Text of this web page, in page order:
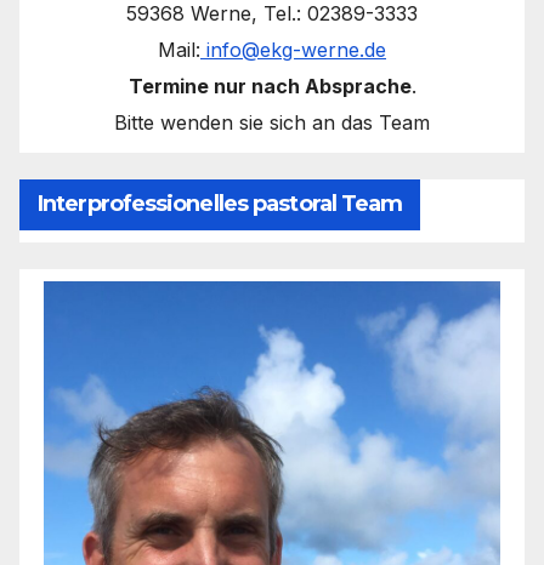
59368 Werne, Tel.: 02389-3333
Mail: info@ekg-werne.de
Termine nur nach Absprache.
Bitte wenden sie sich an das Team
Interprofessionelles pastoral Team